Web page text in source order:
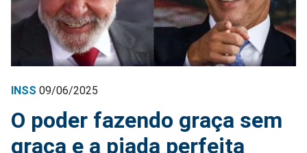
INSS 09/06/2025
O poder fazendo graça sem
graça e a piada perfeita